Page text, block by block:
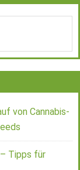
von Cannabis-
Tipps für